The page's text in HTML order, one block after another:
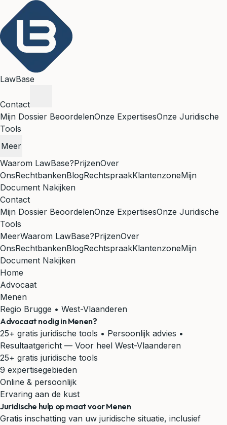
LawBase
Contact
Mijn Dossier BeoordelenOnze ExpertisesOnze Juridische
Tools
Meer
Waarom LawBase?PrijzenOver
OnsRechtbankenBlogRechtspraakKlantenzoneMijn
Document Nakijken
Contact
Mijn Dossier BeoordelenOnze ExpertisesOnze Juridische
Tools
MeerWaarom LawBase?PrijzenOver
OnsRechtbankenBlogRechtspraakKlantenzoneMijn
Document Nakijken
Home
Advocaat
Menen
Regio Brugge • West-Vlaanderen
Advocaat nodig inMenen?
25+ gratis juridische tools • Persoonlijk advies •
Resultaatgericht — Voor heel West-Vlaanderen
25+ gratis juridische tools
9 expertisegebieden
Online & persoonlijk
Ervaring aan de kust
Juridische hulp op maat voor Menen
Gratis inschatting van uw juridische situatie, inclusief